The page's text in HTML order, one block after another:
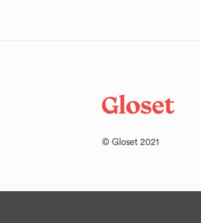
© Gloset 2021